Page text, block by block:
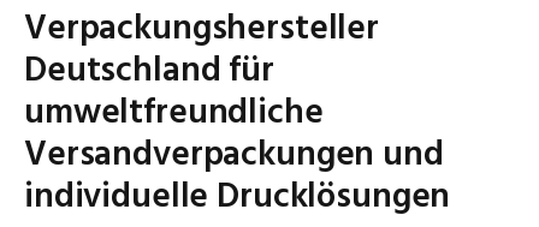
Verpackungshersteller
Deutschland für
umweltfreundliche
Versandverpackungen und
individuelle Drucklösungen